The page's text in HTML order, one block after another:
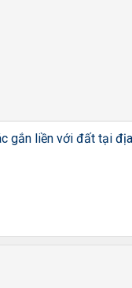
gắn liền với đất tại